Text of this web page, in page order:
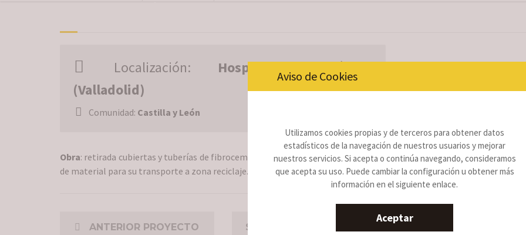
Localización: Hospital Psiquiátrico
(Valladolid)
Comunidad: Castilla y León
Obra: retirada cubiertas y tuberías de fibrocemento y posterior encapsulamiento
de material para su transporte a zona reciclaje.
ANTERIOR PROYECTO SIGUIENTE PROYECTO
Aviso de Cookies
Utilizamos cookies propias y de terceros para obtener datos
estadísticos de la navegación de nuestros usuarios y mejorar
nuestros servicios. Si acepta o continúa navegando, consideramos
que acepta su uso. Puede cambiar la configuración u obtener más
información en el siguiente enlace.
Aceptar